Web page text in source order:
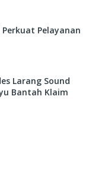
Perkuat Pelayanan
Larang Sound
Bantah Klaim